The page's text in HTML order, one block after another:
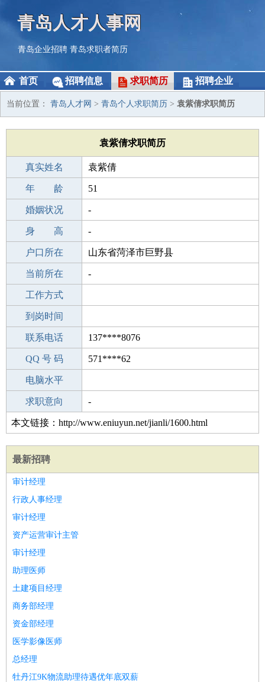
青岛人才人事网
青岛企业招聘 青岛求职者简历
首页 招聘信息 求职简历 招聘企业
当前位置： 青岛人才网 > 青岛个人求职简历 > 袁紫倩求职简历
袁紫倩求职简历
真实姓名 袁紫倩
性 别 女
年 龄 51
出生年月 1975-06-26
婚姻状况 -
学 历 本科
身 高 -
毕业学校 本科
户口所在 山东省菏泽市巨野县
所学专业 -
当前所在 -
工作经验
工作方式
驾 照
到岗时间
期望月薪
联系电话 137****8076
手机号码 137****8076
QQ 号 码 571****62
微信号码
电脑水平
外语水平
求职意向 -
本文链接：http://www.eniuyun.net/jianli/1600.html
最新招聘
审计经理
行政人事经理
审计经理
资产运营审计主管
审计经理
助理医师
土建项目经理
商务部经理
资金部经理
医学影像医师
总经理
牡丹江9K物流助理待遇优年底双薪